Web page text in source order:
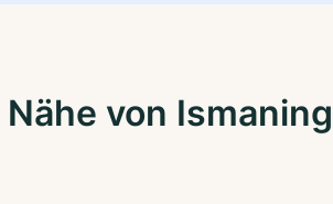
von Ismaning